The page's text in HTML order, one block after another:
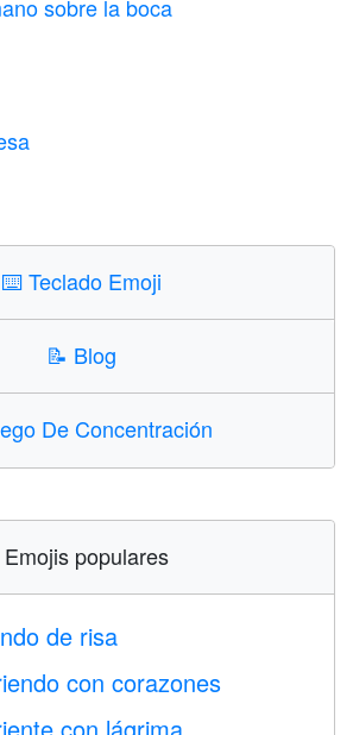
sobre la boca
⌨️Teclado Emoji
📝 Blog
De Concentración
Emojis populares
de risa
con corazones